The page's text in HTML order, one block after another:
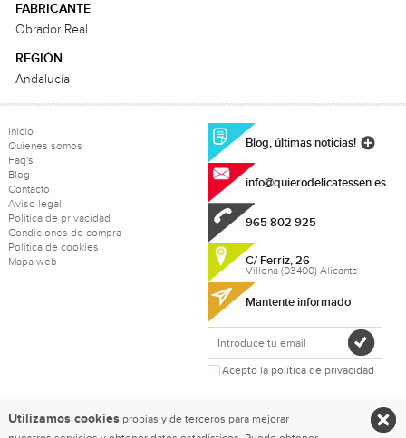
FABRICANTE
Obrador Real
REGIÓN
Andalucía
Inicio
Quienes somos
Faq's
Blog
Contacto
Aviso legal
Política de privacidad
Condiciones de compra
Política de cookies
Mapa web
Blog, últimas noticias!
info@quierodelicatessen.es
965 802 925
C/ Ferriz, 26
Villena (03400) Alicante
Mantente informado
Acepto la política de privacidad
Utilizamos cookies propias y de terceros para mejorar